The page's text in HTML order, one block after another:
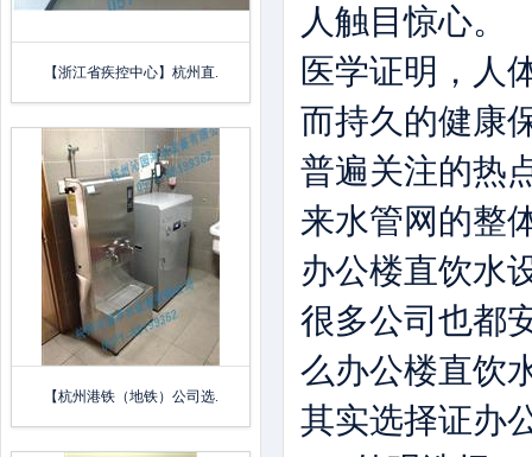
【浙江省疾控中心】杭州直.
【杭州港铁（地铁）公司选.
人触目惊心。
医学证明，人
而持久的健康
普遍关注的热
来水管网的整
办公楼直饮水
很多公司也都
么办公楼直饮
其实选择证办